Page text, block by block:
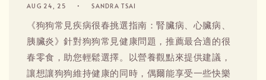
AUG 24, 25 SANDRA TSAI
《狗狗常見疾病很春挑選指南：腎臟病、心臟病、
胰臟炎》針對狗狗常見健康問題，推薦最合適的很
春零食，助您輕鬆選擇。以營養觀點來提供建議，
讓想讓狗狗維持健康的同時，偶爾能享受一些快樂